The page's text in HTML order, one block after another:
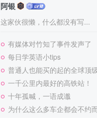
阿银
这家伙很懒，什么都没有写...
有媒体对竹知了事件发声了
每日学英语小tips
普通人也能买的起的全球顶级用品之一：
一千公里内最好的高铁站！
十年孤喊，一语成谶
为什么这么多车企都会不约而同嘲讽那